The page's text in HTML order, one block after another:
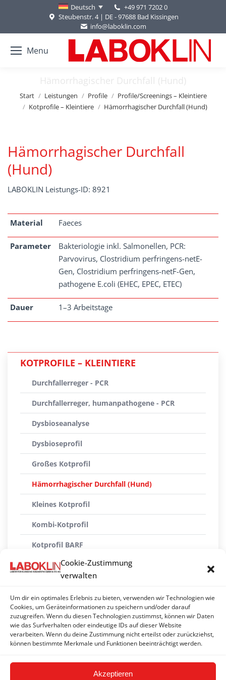
Cookie-Zustimmung
verwalten
Um dir ein optimales Erlebnis zu bieten, verwenden wir Technologien wie
Cookies, um Geräteinformationen zu speichern und/oder darauf
zuzugreifen. Wenn du diesen Technologien zustimmst, können wir Daten
wie das Surfverhalten oder eindeutige IDs auf dieser Website
verarbeiten. Wenn du deine Zustimmung nicht erteilst oder zurückziehst,
können bestimmte Merkmale und Funktionen beeinträchtigt werden.
Akzeptieren
Deutsch
+49 971 7202 0
Steubenstr. 4 | DE - 97688 Bad Kissingen
info@laboklin.com
Menu
Hämorrhagischer Durchfall (Hund)
Sie befinden sich hier:
Start Leistungen Profile
Profile/Screenings – Kleintiere
Kotprofile – Kleintiere
Hämorrhagischer Durchfall (Hund)
Hämorrhagischer Durchfall
(Hund)
LABOKLIN Leistungs-ID: 8921
Material Faeces
Parameter
Bakteriologie inkl. Salmonellen, PCR:
Parvovirus, Clostridium perfringens-netE-
Gen, Clostridium perfringens-netF-Gen,
pathogene E.coli (EHEC, EPEC, ETEC)
Dauer 1–3 Arbeitstage
KOTPROFILE – KLEINTIERE
Durchfallerreger - PCR
Durchfallerreger, humanpathogene - PCR
Dysbioseanalyse
Dysbioseprofil
Großes Kotprofil
Hämorrhagischer Durchfall (Hund)
Kleines Kotprofil
Kombi-Kotprofil
Kotprofil BARF
Kotprofil pathogene Keime
Parasitenprofil
Parasitenprofil Katze
Virologisches Kotprofil